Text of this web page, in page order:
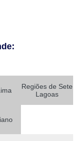
Regiões de Sete
Lagoas